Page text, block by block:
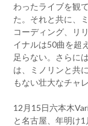
わったライブを観
た。それと共に、
コーディング、リ
イナルは50曲を超
足らない。さらに
は、ミノリンと共
もない壮大なチャ
12月15日六本木
と名古屋、年明け